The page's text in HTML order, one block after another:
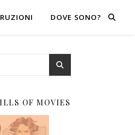
DOVE SONO?
OF MOVIES